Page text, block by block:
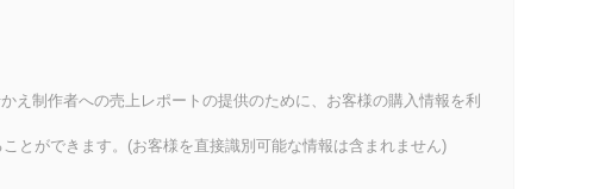
え制作者への売上レポートの提供のために、お客様の購入情報を利
とができます。(お客様を直接識別可能な情報は含まれません)